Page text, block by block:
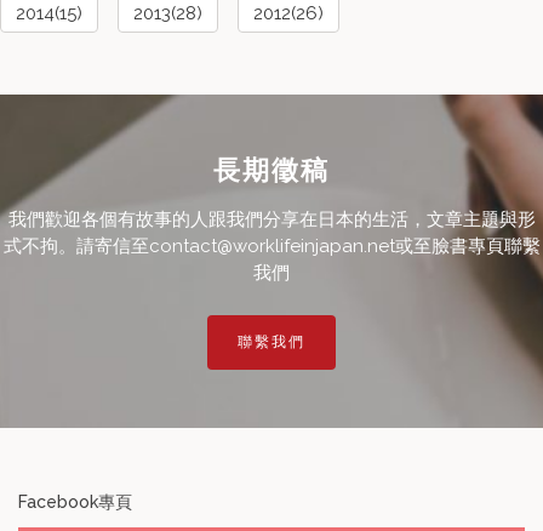
2014(15) 2013(28) 2012(26)
長期徵稿
我們歡迎各個有故事的人跟我們分享在日本的生活，文章主題與形
式不拘。請寄信至contact@worklifeinjapan.net或至臉書專頁聯繫
我們
聯繫我們
Facebook專頁